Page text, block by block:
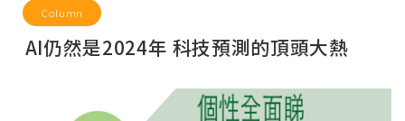
Column
AI仍然是2024年 科技預測的頂頭大熱